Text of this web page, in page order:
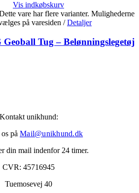
Vis indkøbskurv
vare har flere varianter. Mulighederne
på varesiden / Detaljer
Tug – Belønningslegetøj
Kontakt unikhund:
på Mail@unikhund.dk
din mail indenfor 24 timer.
CVR: 45716945
Tuemosevej 40